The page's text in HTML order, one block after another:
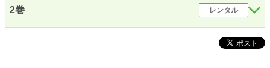
年間ポイント
累計ポイント 2,828,813 pt (1,783 位)
2巻 レンタル